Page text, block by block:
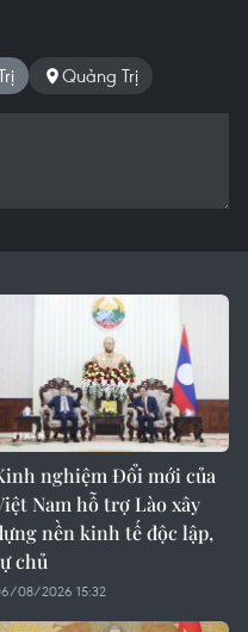
Quảng Trị
nghiệm Đổi mới của
Nam hỗ trợ Lào xây
nền kinh tế độc lập,
chủ
08/2026 15:32